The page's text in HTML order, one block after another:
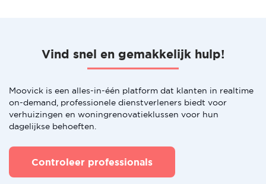
Vind snel en gemakkelijk hulp!
Moovick is een alles-in-één platform dat klanten in realtime
on-demand, professionele dienstverleners biedt voor
verhuizingen en woningrenovatieklussen voor hun
dagelijkse behoeften.
Controleer professionals